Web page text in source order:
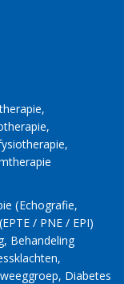
Echografie
/ PNE / EPI)
Behandeling
Diabetes